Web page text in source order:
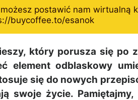
postawić nam wirtualną
buycoffee.to/esanok
który porusza się
element odblaskowy
się do nowych
swoje życie.